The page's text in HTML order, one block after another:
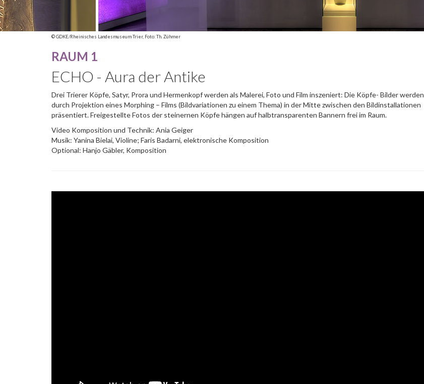
© GDKE/Rheinisches Landesmuseum Trier, Foto: Th. Zühmer
RAUM 1
ECHO - Aura der Antike
Drei Trierer Köpfe, Satyr, Prora und Hermenkopf werden als Malerei, Foto und Film inszeniert: Die Köpfe- Bilder werden
durch Projektion eines Morphing – Films (Bildvariationen zu einem Thema) in der Mitte zwischen den Bildinstallationen
präsentiert. Freigestellte Fotos der steinernen Köpfe hängen auf halbtransparenten Bannern frei im Raum.
Video Komposition und Technik: Ania Geiger
Musik: Yanina Bielai, Violine; Faris Badarni, elektronische Komposition
Optional: Hanjo Gäbler, Komposition